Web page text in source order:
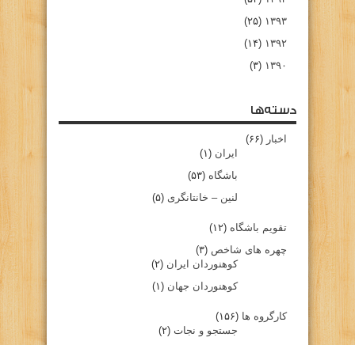
۱۳۹۳ (۲۵)
۱۳۹۲ (۱۴)
۱۳۹۰ (۳)
دسته‌ها
اخبار (۶۶)
ایران (۱)
باشگاه (۵۳)
لنین – خانتانگری (۵)
تقویم باشگاه (۱۲)
چهره های شاخص (۳)
کوهنوردان ایران (۲)
کوهنوردان جهان (۱)
کارگروه ها (۱۵۶)
جستجو و نجات (۲)